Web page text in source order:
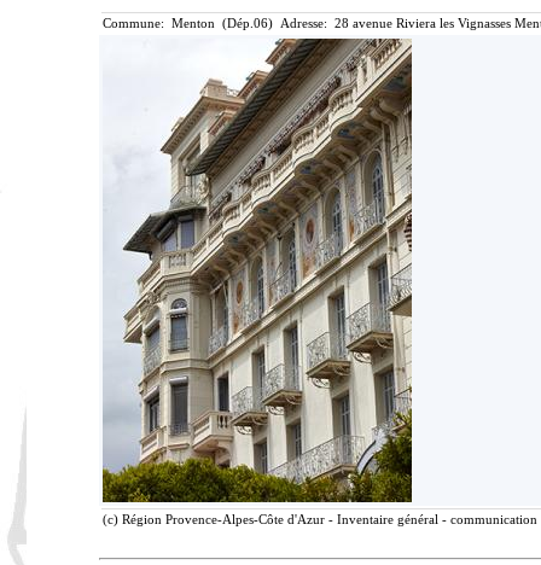
Commune: Menton (Dép.06) Adresse: 28 avenue Riviera les Vignasses
(c) Région Provence-Alpes-Côte d'Azur - Inventaire général -